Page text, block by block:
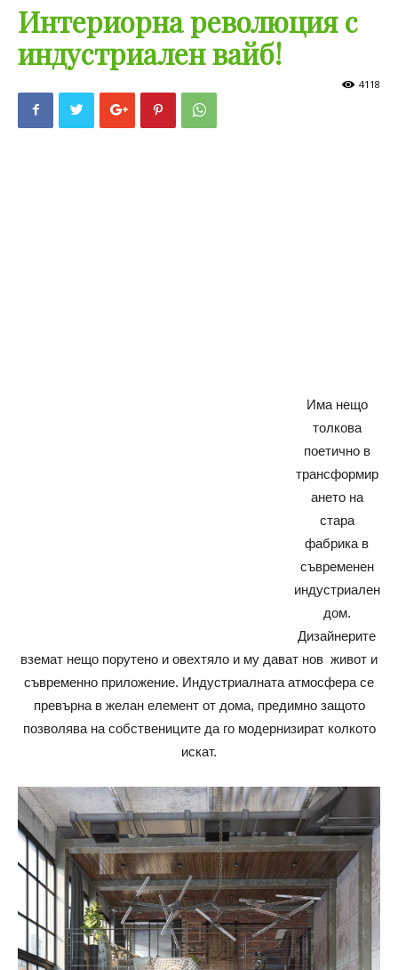
Интериорна революция с
индустриален вайб!
4118
Има нещо
толкова
поетично в
трансформир
ането на
стара
фабрика в
съвременен
индустриален
дом.
Дизайнерите
вземат нещо порутено и овехтяло и му дават нов живот и
съвременно приложение. Индустриалната атмосфера се
превърна в желан елемент от дома, предимно защото
позволява на собствениците да го модернизират колкото
искат.